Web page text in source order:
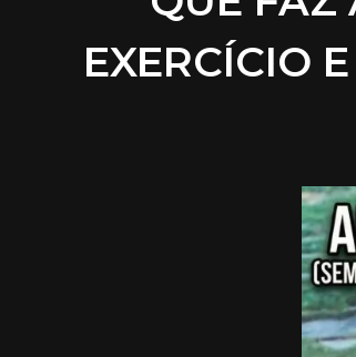
EXERCÍCIO